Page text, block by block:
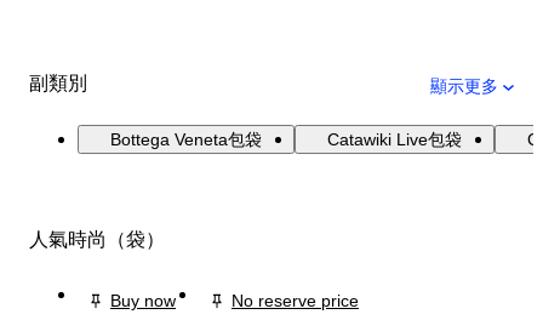
副類別 顯示更多
Bottega Veneta包袋 Catawiki Live包袋
人氣時尚（袋）
Buy now
No reserve price